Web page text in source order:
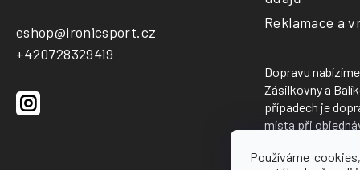
Používáme
eshop@ironicsport.cz
+420728329419
Reklamace a
Dopravu
Zásilkovny a
případech je
místa při